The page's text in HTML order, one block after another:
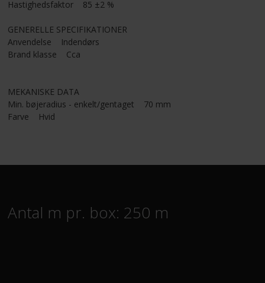
Hastighedsfaktor 85 ±2 %
GENERELLE SPECIFIKATIONER
Anvendelse Indendørs
Brand klasse Cca
MEKANISKE DATA
Min. bøjeradius - enkelt/gentaget 70 mm
Farve Hvid
Antal m pr. box: 250 m